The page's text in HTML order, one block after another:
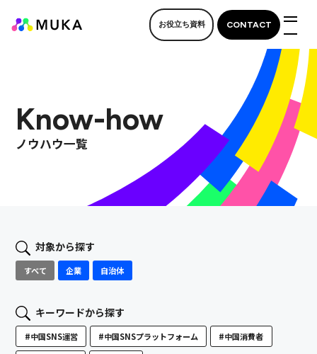
お役立ち資料 CONTACT
Know-how
ノウハウ一覧
対象から探す
すべて 企業 自治体
キーワードから探す
#中国SNS運営 #中国SNSプラットフォーム #中国消費者